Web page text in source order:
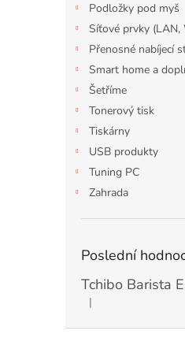
Podložky pod myš
Síťové prvky (LAN,
Přenosné nabíjecí
Smart home a
Šetříme
Tonerový tisk
Tiskárny
USB produkty
Tuning PC
Zahrada
Poslední
Hodnocení produktu
|